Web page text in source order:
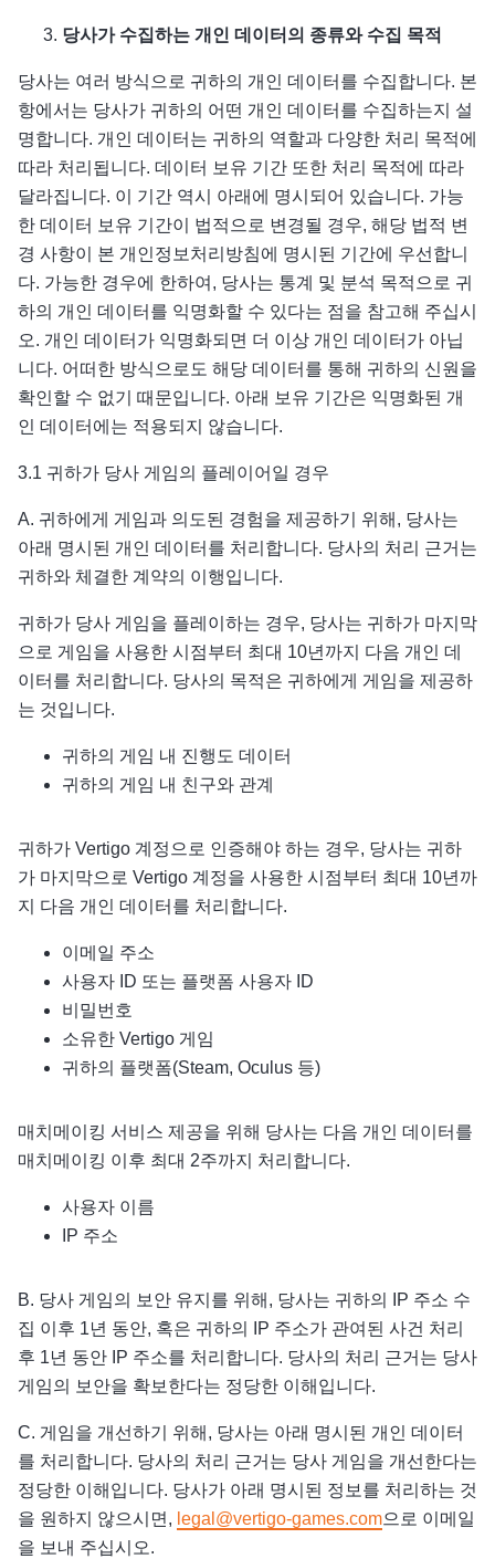
당사가 수집하는 개인 데이터의 종류와 수집 목적
당사는 여러 방식으로 귀하의 개인 데이터를 수집합니다. 본
항에서는 당사가 귀하의 어떤 개인 데이터를 수집하는지 설
명합니다. 개인 데이터는 귀하의 역할과 다양한 처리 목적에
따라 처리됩니다. 데이터 보유 기간 또한 처리 목적에 따라
달라집니다. 이 기간 역시 아래에 명시되어 있습니다. 가능
한 데이터 보유 기간이 법적으로 변경될 경우, 해당 법적 변
경 사항이 본 개인정보처리방침에 명시된 기간에 우선합니
다. 가능한 경우에 한하여, 당사는 통계 및 분석 목적으로 귀
하의 개인 데이터를 익명화할 수 있다는 점을 참고해 주십시
오. 개인 데이터가 익명화되면 더 이상 개인 데이터가 아닙
니다. 어떠한 방식으로도 해당 데이터를 통해 귀하의 신원을
확인할 수 없기 때문입니다. 아래 보유 기간은 익명화된 개
인 데이터에는 적용되지 않습니다.
3.1 귀하가 당사 게임의 플레이어일 경우
A. 귀하에게 게임과 의도된 경험을 제공하기 위해, 당사는
아래 명시된 개인 데이터를 처리합니다. 당사의 처리 근거는
귀하와 체결한 계약의 이행입니다.
귀하가 당사 게임을 플레이하는 경우, 당사는 귀하가 마지막
으로 게임을 사용한 시점부터 최대 10년까지 다음 개인 데
이터를 처리합니다. 당사의 목적은 귀하에게 게임을 제공하
는 것입니다.
귀하의 게임 내 진행도 데이터
귀하의 게임 내 친구와 관계
귀하가 Vertigo 계정으로 인증해야 하는 경우, 당사는 귀하
가 마지막으로 Vertigo 계정을 사용한 시점부터 최대 10년까
지 다음 개인 데이터를 처리합니다.
이메일 주소
사용자 ID 또는 플랫폼 사용자 ID
비밀번호
소유한 Vertigo 게임
귀하의 플랫폼(Steam, Oculus 등)
매치메이킹 서비스 제공을 위해 당사는 다음 개인 데이터를
매치메이킹 이후 최대 2주까지 처리합니다.
사용자 이름
IP 주소
B. 당사 게임의 보안 유지를 위해, 당사는 귀하의 IP 주소 수
집 이후 1년 동안, 혹은 귀하의 IP 주소가 관여된 사건 처리
후 1년 동안 IP 주소를 처리합니다. 당사의 처리 근거는 당사
게임의 보안을 확보한다는 정당한 이해입니다.
C. 게임을 개선하기 위해, 당사는 아래 명시된 개인 데이터
를 처리합니다. 당사의 처리 근거는 당사 게임을 개선한다는
정당한 이해입니다. 당사가 아래 명시된 정보를 처리하는 것
을 원하지 않으시면, legal@vertigo-games.com으로 이메일
을 보내 주십시오.